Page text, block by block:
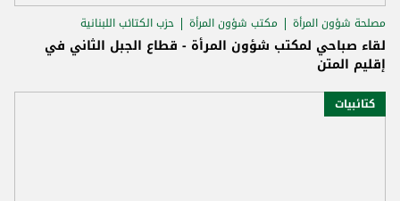
مصلحة شؤون المرأة مكتب شؤون المرأة حزب الكتائب اللبنانية
لقاء صباحي لمكتب شؤون المرأة - قطاع الجبل الثاني في
إقليم المتن
كتائبيات